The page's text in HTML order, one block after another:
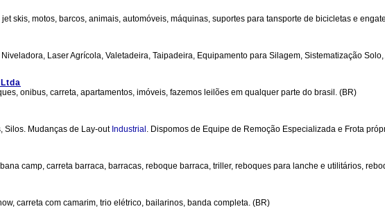
skis, motos, barcos, animais, automóveis, máquinas, suportes para tansporte de bicicletas e
Laser Agrícola, Valetadeira, Taipadeira, Equipamento para Silagem, Sistematização
onibus, carreta, apartamentos, imóveis, fazemos leilões em qualquer parte do brasil. (BR)
Silos. Mudanças de Lay-out Industrial . Dispomos de Equipe de Remoção Especializada e Frota
camp, carreta barraca, barracas, reboque barraca, triller, reboques para lanche e utilitários,
carreta com camarim, trio elétrico, bailarinos, banda completa. (BR)